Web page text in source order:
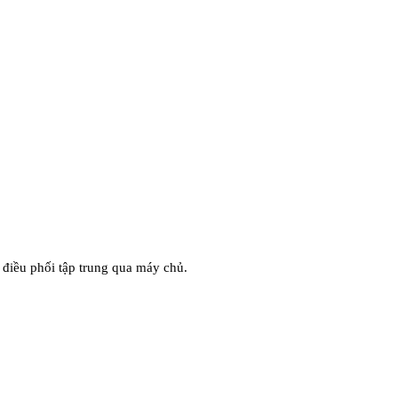
phối tập trung qua máy chủ.